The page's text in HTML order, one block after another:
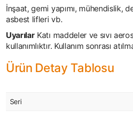
İnşaat, gemi yapımı, mühendislik,
asbest lifleri vb.
UyarılarKatı maddeler ve sıvı
kullanımlıktır. Kullanım sonrası
Ürün Detay Tablosu
Seri